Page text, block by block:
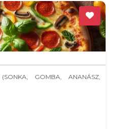
GOMBA, ANANÁSZ,